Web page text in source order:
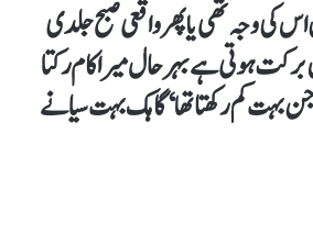
کی وجہ تھی یا پھر واقعی صبح جلدی
ہوتی ہے بہرحال میرا کام رکتا
بہت کم رکھتا تھا‘ گاہک بہت سیانے